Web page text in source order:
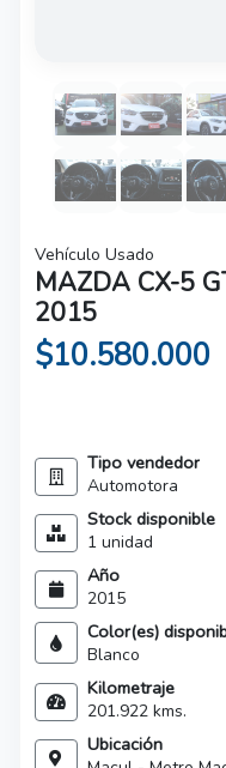
Vehículo Usado
MAZDA CX-5
2015
$10.580.000
Tipo vendedor
Automotora
Stock disponible
1 unidad
Año
2015
Color(es)
Blanco
Kilometraje
201.922 kms.
Ubicación